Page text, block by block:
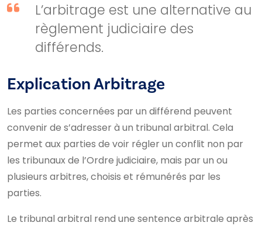
L’arbitrage est une alternative au
règlement judiciaire des
différends.
Explication Arbitrage
Les parties concernées par un différend peuvent
convenir de s’adresser à un tribunal arbitral. Cela
permet aux parties de voir régler un conflit non par
les tribunaux de l’Ordre judiciaire, mais par un ou
plusieurs arbitres, choisis et rémunérés par les
parties.
Le tribunal arbitral rend une sentence arbitrale après